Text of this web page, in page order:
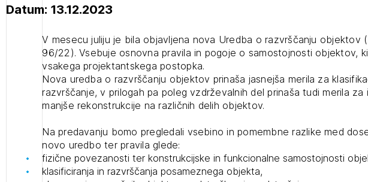
Izobraževanja
Dogodki
izpit
Opravljanje
Sklepanje poslov
projektiranje
Strokovna pomoč
Datum: 13.12.2023
V mesecu juliju je bila objavljena nova Uredba o razvrščanju objektov
96/22). Vsebuje osnovna pravila in pogoje o samostojnosti objektov,
vsakega projektantskega postopka.
Nova uredba o razvrščanju objektov prinaša jasnejša merila za
razvrščanje, v prilogah pa poleg vzdrževalnih del prinaša tudi merila za
manjše rekonstrukcije na različnih delih objektov.
Na predavanju bomo pregledali vsebino in pomembne razlike med
novo uredbo ter pravila glede:
fizične povezanosti ter konstrukcijske in funkcionalne samostojnosti
klasificiranja in razvrščanja posameznega objekta,